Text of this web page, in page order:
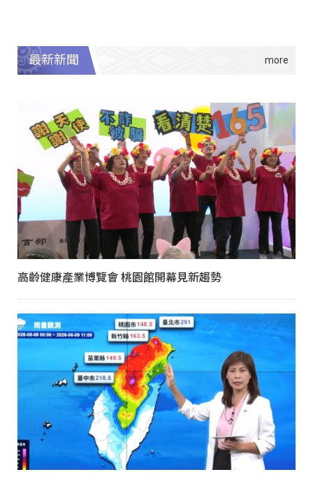
最新新聞
高齡健康產業博覽會 桃園館開幕見新趨勢